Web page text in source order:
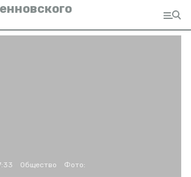
Общество Фото: